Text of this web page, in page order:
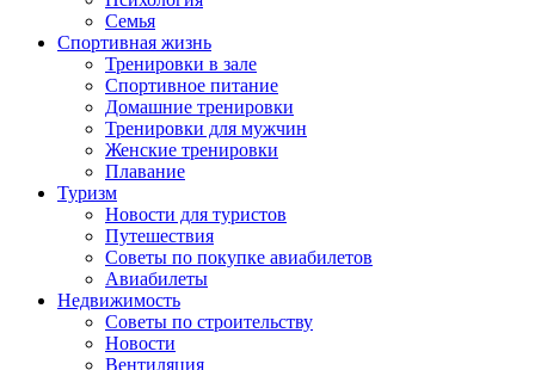
Семья
Спортивная жизнь
Тренировки в зале
Спортивное питание
Домашние тренировки
Тренировки для мужчин
Женские тренировки
Плавание
Туризм
Новости для туристов
Путешествия
Советы по покупке авиабилетов
Авиабилеты
Недвижимость
Советы по строительству
Новости
Вентиляция